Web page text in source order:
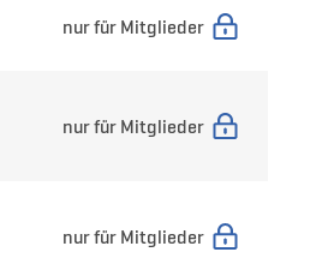
nur für Mitglieder
nur für Mitglieder
nur für Mitglieder